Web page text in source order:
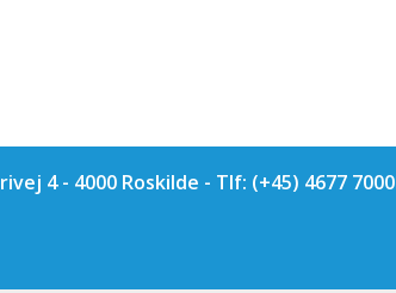
4 - 4000 Roskilde - Tlf: (+45) 4677 7000